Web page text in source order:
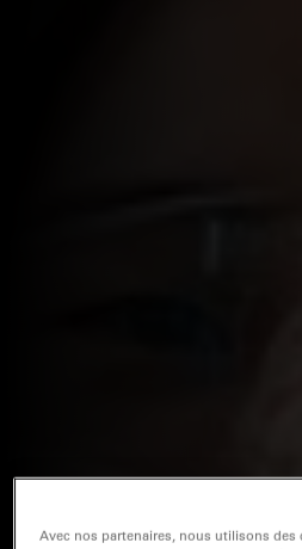
Avec nos partenaires, nous utilisons des